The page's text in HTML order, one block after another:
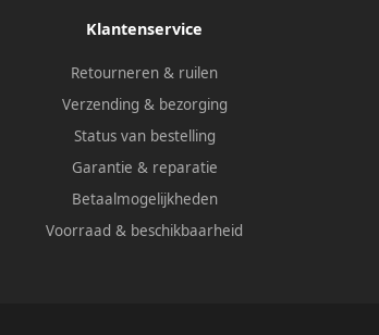
Klantenservice
Retourneren & ruilen
Verzending & bezorging
Status van bestelling
Garantie & reparatie
Betaalmogelijkheden
Voorraad & beschikbaarheid